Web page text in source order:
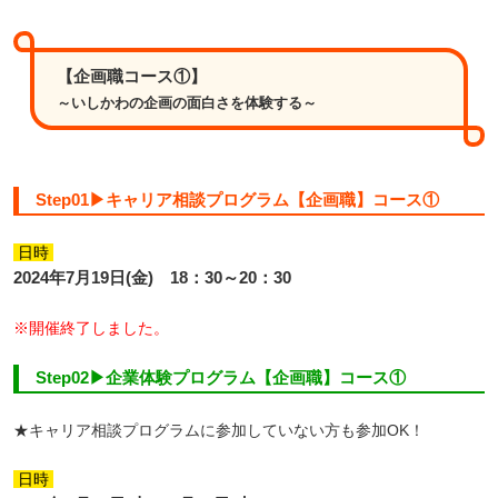
【企画職コース①】
～いしかわの企画の面白さを体験する～
Step01▶キャリア相談プログラム【企画職】コース①
日時
2024年7月19日(金) 18：30～20：30
※開催終了しました。
Step02▶企業体験プログラム【企画職】コース①
★キャリア相談プログラムに参加していない方も参加OK！
日時